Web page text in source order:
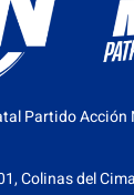
Partido Acción
Colinas del